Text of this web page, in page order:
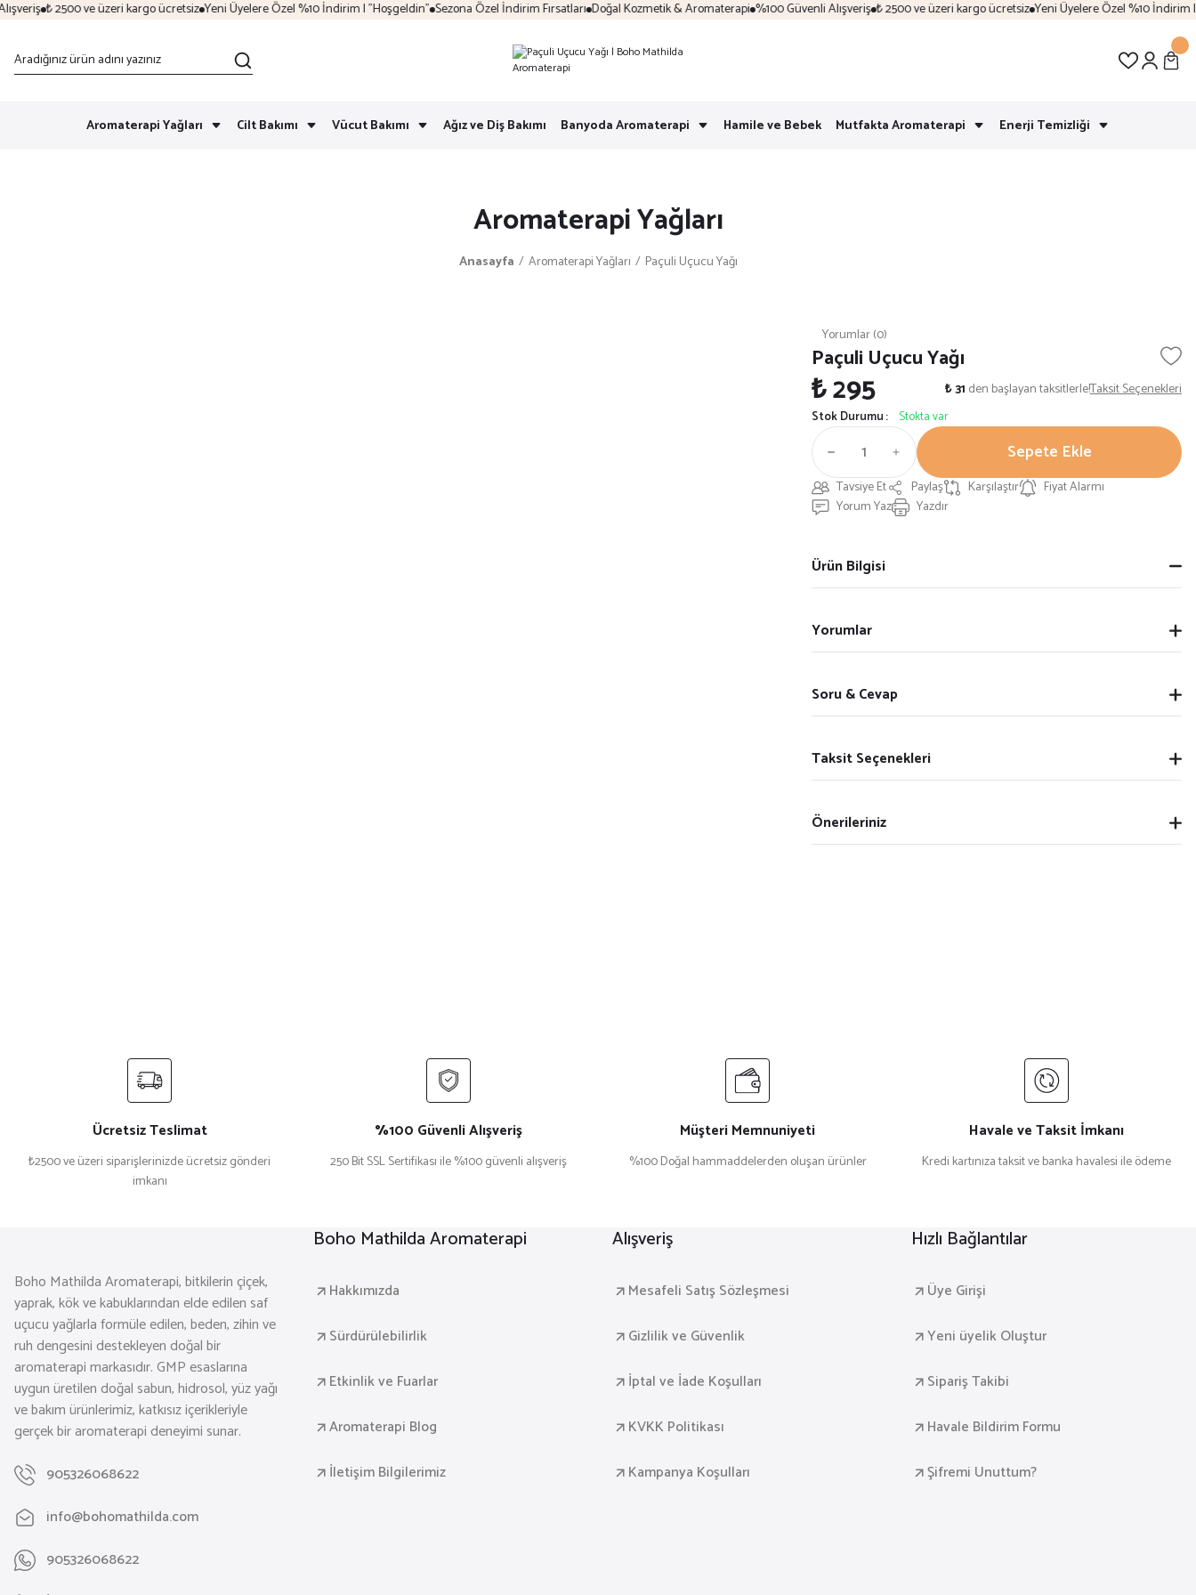
₺ 2500 ve üzeri kargo ücretsiz Yeni Üyelere Özel %10 İndirim | "Hoşgeldin" Sezona Özel İndirim Fırsatları Doğal Kozmetik & Aromaterapi %100 Güvenli Alışveriş ₺ 2500 ve üzeri kargo ücretsiz Yeni Üyelere Özel %10 İndirim |
Aromaterapi Yağları Cilt Bakımı Vücut Bakımı Ağız ve Diş Bakımı Banyoda Aromaterapi Hamile ve Bebek Mutfakta Aromaterapi Enerji Temizliği
Aromaterapi Yağları
Anasayfa Aromaterapi Yağları Paçuli Uçucu Yağı
Yorumlar (0)
Paçuli Uçucu Yağı
₺ 295 ₺ 31 den başlayan taksitlerle!Taksit Seçenekleri
Stok Durumu Stokta var
Sepete Ekle
Tavsiye Et Paylaş Karşılaştır
Fiyat Alarmı
Yorum Yaz
Yazdır
Ürün Bilgisi
Yorumlar
Soru & Cevap
Taksit Seçenekleri
Önerileriniz
Ücretsiz Teslimat
₺2500 ve üzeri siparişlerinizde ücretsiz gönderi
imkanı
%100 Güvenli Alışveriş
250 Bit SSL Sertifikası ile %100 güvenli alışveriş
Müşteri Memnuniyeti
%100 Doğal hammaddelerden oluşan ürünler
Havale ve Taksit İmkanı
Kredi kartınıza taksit ve banka havalesi ile ödeme
Boho Mathilda Aromaterapi, bitkilerin çiçek,
yaprak, kök ve kabuklarından elde edilen saf
uçucu yağlarla formüle edilen, beden, zihin ve
ruh dengesini destekleyen doğal bir
aromaterapi markasıdır. GMP esaslarına
uygun üretilen doğal sabun, hidrosol, yüz yağı
ve bakım ürünlerimiz, katkısız içerikleriyle
gerçek bir aromaterapi deneyimi sunar.
905326068622
info@bohomathilda.com
905326068622
Boho Mathilda Aromaterapi
Hakkımızda
Sürdürülebilirlik
Etkinlik ve Fuarlar
Aromaterapi Blog
İletişim Bilgilerimiz
Alışveriş
Mesafeli Satış Sözleşmesi
Gizlilik ve Güvenlik
İptal ve İade Koşulları
KVKK Politikası
Kampanya Koşulları
Hızlı Bağlantılar
Üye Girişi
Yeni üyelik Oluştur
Sipariş Takibi
Havale Bildirim Formu
Şifremi Unuttum?